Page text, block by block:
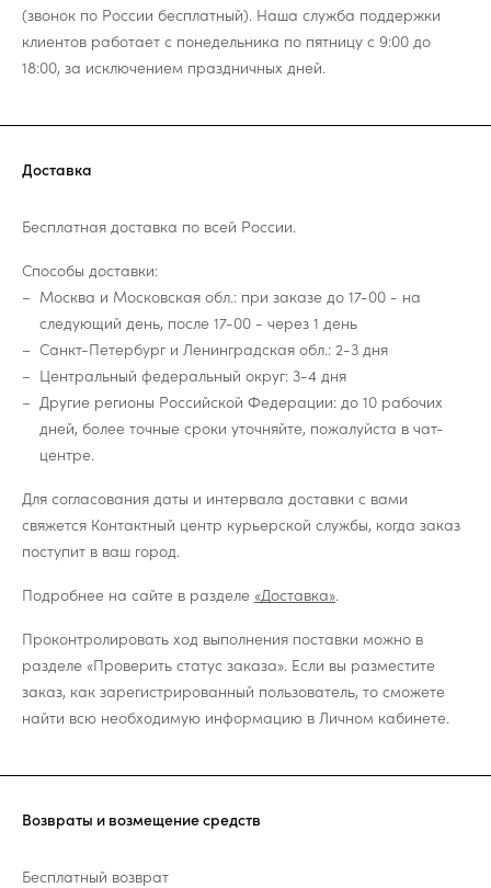
(звонок по России бесплатный). Наша служба поддержки
клиентов работает с понедельника по пятницу с 9:00 до
18:00, за исключением праздничных дней.
Доставка
Бесплатная доставка по всей России.
Способы доставки:
Москва и Московская обл.: при заказе до 17-00 - на
следующий день, после 17-00 - через 1 день
Санкт-Петербург и Ленинградская обл.: 2-3 дня
Центральный федеральный округ: 3-4 дня
Другие регионы Российской Федерации: до 10 рабочих
дней, более точные сроки уточняйте, пожалуйста в чат-
центре.
Для согласования даты и интервала доставки с вами
свяжется Контактный центр курьерской службы, когда заказ
поступит в ваш город.
Подробнее на сайте в разделе «Доставка».
Проконтролировать ход выполнения поставки можно в
разделе «Проверить статус заказа». Если вы разместите
заказ, как зарегистрированный пользователь, то сможете
найти всю необходимую информацию в Личном кабинете.
Возвраты и возмещение средств
Бесплатный возврат